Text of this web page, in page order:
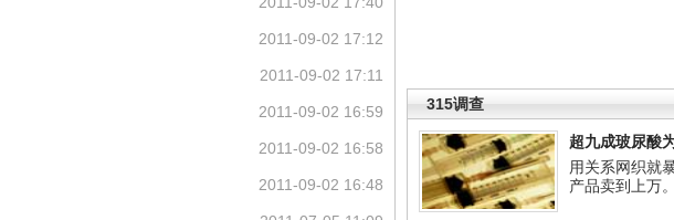
315调查
超九成玻尿酸
用关系网织就
产品卖到上万。
2011-09-02 17:12
2011-09-02 17:11
2011-09-02 16:59
2011-09-02 16:58
2011-09-02 16:48